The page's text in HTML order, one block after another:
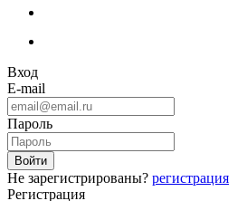
Вход
E-mail
Пароль
Не зарегистрированы? регистрация
Регистрация